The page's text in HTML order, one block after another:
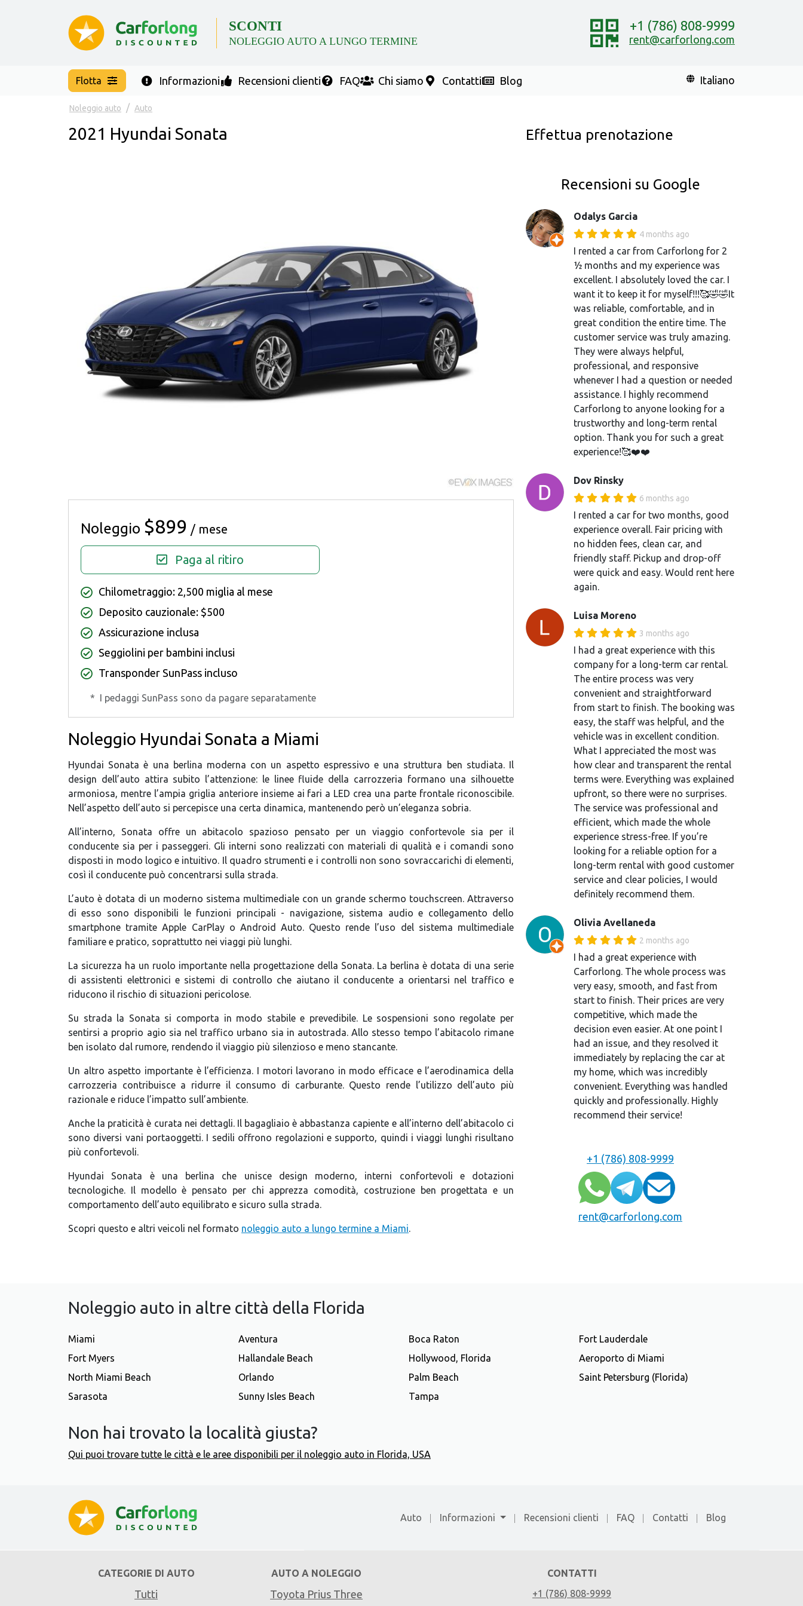
SCONTI
NOLEGGIO AUTO A LUNGO TERMINE
+1 (786) 808-9999
rent@carforlong.com
Flotta Informazioni Recensioni clienti FAQ Chi siamo Contatti Blog Italiano
Noleggio auto Auto
2021 Hyundai Sonata Effettua prenotazione
Recensioni su Google
Odalys Garcia
4 months ago
I rented a car from Carforlong for 2
½ months and my experience was
excellent. I absolutely loved the car. I
want it to keep it for myself!!!🥰🤣🤣It
was reliable, comfortable, and in
great condition the entire time. The
customer service was truly amazing.
They were always helpful,
professional, and responsive
whenever I had a question or needed
assistance. I highly recommend
Carforlong to anyone looking for a
trustworthy and long-term rental
option. Thank you for such a great
experience!🥰❤️❤️
Dov Rinsky
6 months ago
I rented a car for two months, good
experience overall. Fair pricing with
no hidden fees, clean car, and
friendly staff. Pickup and drop-off
were quick and easy. Would rent here
again.
Luisa Moreno
3 months ago
I had a great experience with this
company for a long-term car rental.
The entire process was very
convenient and straightforward
from start to finish. The booking was
easy, the staff was helpful, and the
vehicle was in excellent condition.
What I appreciated the most was
how clear and transparent the rental
terms were. Everything was explained
upfront, so there were no surprises.
The service was professional and
efficient, which made the whole
experience stress-free. If you’re
looking for a reliable option for a
long-term rental with good customer
service and clear policies, I would
definitely recommend them.
Olivia Avellaneda
2 months ago
I had a great experience with
Carforlong. The whole process was
very easy, smooth, and fast from
start to finish. Their prices are very
competitive, which made the
decision even easier. At one point I
had an issue, and they resolved it
immediately by replacing the car at
my home, which was incredibly
convenient. Everything was handled
quickly and professionally. Highly
recommend their service!
+1 (786) 808-9999
rent@carforlong.com
Noleggio $899 / mese
Paga al ritiro
Chilometraggio: 2,500 miglia al mese
Deposito cauzionale: $500
Assicurazione inclusa
Seggiolini per bambini inclusi
Transponder SunPass incluso
* I pedaggi SunPass sono da pagare separatamente
Noleggio Hyundai Sonata a Miami
Hyundai Sonata è una berlina moderna con un aspetto espressivo e una struttura ben studiata. Il
design dell’auto attira subito l’attenzione: le linee fluide della carrozzeria formano una silhouette
armoniosa, mentre l’ampia griglia anteriore insieme ai fari a LED crea una parte frontale riconoscibile.
Nell’aspetto dell’auto si percepisce una certa dinamica, mantenendo però un’eleganza sobria.
All’interno, Sonata offre un abitacolo spazioso pensato per un viaggio confortevole sia per il
conducente sia per i passeggeri. Gli interni sono realizzati con materiali di qualità e i comandi sono
disposti in modo logico e intuitivo. Il quadro strumenti e i controlli non sono sovraccarichi di elementi,
così il conducente può concentrarsi sulla strada.
L’auto è dotata di un moderno sistema multimediale con un grande schermo touchscreen. Attraverso
di esso sono disponibili le funzioni principali - navigazione, sistema audio e collegamento dello
smartphone tramite Apple CarPlay o Android Auto. Questo rende l’uso del sistema multimediale
familiare e pratico, soprattutto nei viaggi più lunghi.
La sicurezza ha un ruolo importante nella progettazione della Sonata. La berlina è dotata di una serie
di assistenti elettronici e sistemi di controllo che aiutano il conducente a orientarsi nel traffico e
riducono il rischio di situazioni pericolose.
Su strada la Sonata si comporta in modo stabile e prevedibile. Le sospensioni sono regolate per
sentirsi a proprio agio sia nel traffico urbano sia in autostrada. Allo stesso tempo l’abitacolo rimane
ben isolato dal rumore, rendendo il viaggio più silenzioso e meno stancante.
Un altro aspetto importante è l’efficienza. I motori lavorano in modo efficace e l’aerodinamica della
carrozzeria contribuisce a ridurre il consumo di carburante. Questo rende l’utilizzo dell’auto più
razionale e riduce l’impatto sull’ambiente.
Anche la praticità è curata nei dettagli. Il bagagliaio è abbastanza capiente e all’interno dell’abitacolo ci
sono diversi vani portaoggetti. I sedili offrono regolazioni e supporto, quindi i viaggi lunghi risultano
più confortevoli.
Hyundai Sonata è una berlina che unisce design moderno, interni confortevoli e dotazioni
tecnologiche. Il modello è pensato per chi apprezza comodità, costruzione ben progettata e un
comportamento dell’auto equilibrato e sicuro sulla strada.
Scopri questo e altri veicoli nel formato noleggio auto a lungo termine a Miami
Noleggio auto in altre città della Florida
Miami Aventura Boca Raton
Fort Lauderdale
Fort Myers
Hallandale Beach Hollywood, Florida
Aeroporto di Miami
North Miami Beach
Orlando Palm Beach
Saint Petersburg (Florida)
Sarasota
Sunny Isles Beach Tampa
Non hai trovato la località giusta?
Qui puoi trovare tutte le città e le aree disponibili per il noleggio auto in Florida, USA
Auto Informazioni Recensioni clienti FAQ Contatti Blog
CATEGORIE DI AUTO
Tutti
AUTO A NOLEGGIO
Toyota Prius Three
CONTATTI
+1 (786) 808-9999